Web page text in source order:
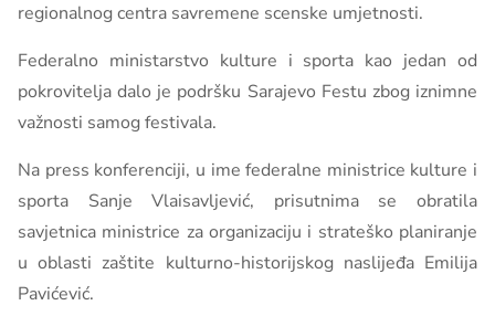
regionalnog centra savremene scenske umjetnosti.
Federalno ministarstvo kulture i sporta kao jedan od
pokrovitelja dalo je podršku Sarajevo Festu zbog iznimne
važnosti samog festivala.
Na press konferenciji, u ime federalne ministrice kulture i
sporta Sanje Vlaisavljević, prisutnima se obratila
savjetnica ministrice za organizaciju i strateško planiranje
u oblasti zaštite kulturno-historijskog naslijeđa Emilija
Pavićević.